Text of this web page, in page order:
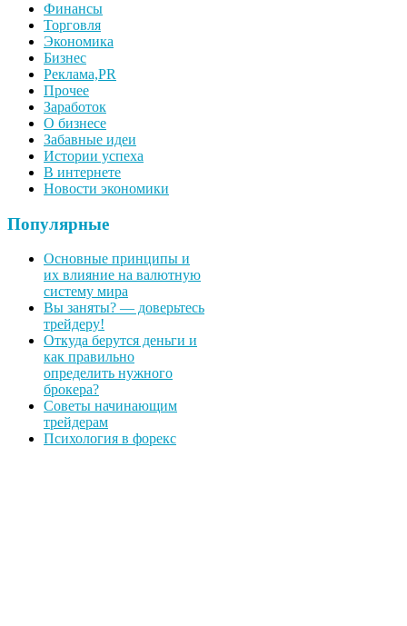
Финансы
Торговля
Экономика
Бизнес
Реклама,PR
Прочее
Заработок
О бизнесе
Забавные идеи
Истории успеха
В интернете
Новости экономики
Популярные
Основные принципы и
их влияние на валютную
систему мира
Вы заняты? — доверьтесь
трейдеру!
Откуда берутся деньги и
как правильно
определить нужного
брокера?
Советы начинающим
трейдерам
Психология в форекс